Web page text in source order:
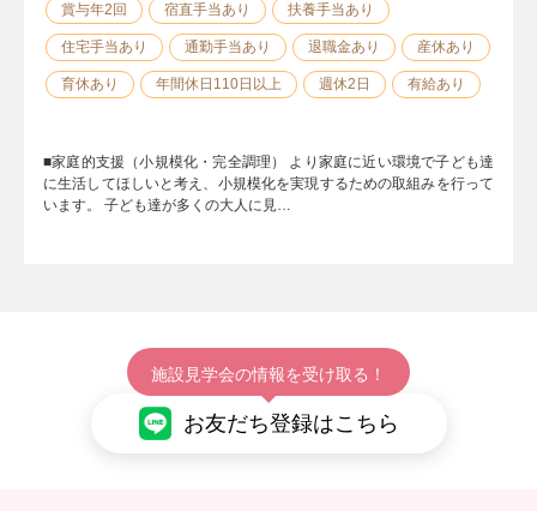
賞与年2回 宿直手当あり 扶養手当あり
住宅手当あり 通勤手当あり 退職金あり 産休あり
育休あり 年間休日110日以上 週休2日 有給あり
■家庭的支援（小規模化・完全調理） より家庭に近い環境で子ども達
に生活してほしいと考え、小規模化を実現するための取組みを行って
います。 子ども達が多くの大人に見…
施設見学会の情報を受け取る！
お友だち登録はこちら